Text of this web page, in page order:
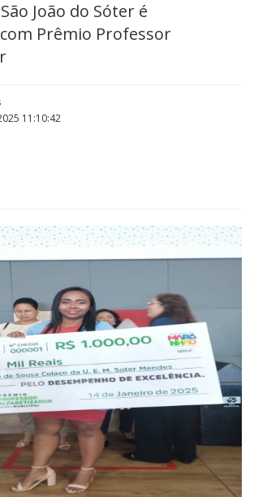
João do Sóter é
Prêmio Professor
11:10:42